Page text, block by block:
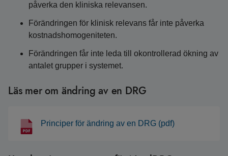
påverka den kliniska relevansen.
Förändringen för klinisk relevans får inte påverka
kostnadshomogeniteten.
Förändringen får inte leda till okontrollerad ökning av
antalet grupper i systemet.
Läs mer om ändring av en DRG
Principer för ändring av en DRG (pdf)